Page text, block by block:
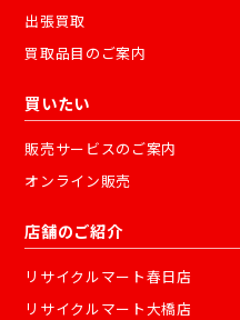
出張買取
買取品目のご案内
買いたい
販売サービスのご案内
オンライン販売
店舗のご紹介
リサイクルマート春日店
リサイクルマート大橋店